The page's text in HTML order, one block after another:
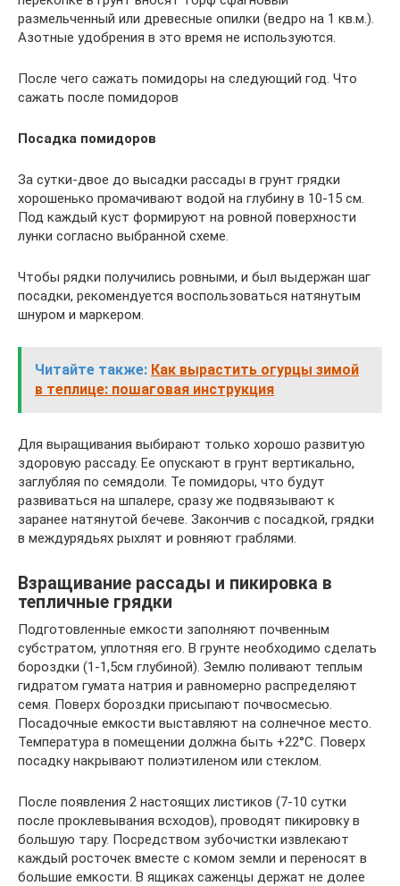
размельченный или древесные опилки (ведро на 1 кв.м.).
Азотные удобрения в это время не используются.
После чего сажать помидоры на следующий год. Что
сажать после помидоров
Посадка помидоров
За сутки-двое до высадки рассады в грунт грядки
хорошенько промачивают водой на глубину в 10-15 см.
Под каждый куст формируют на ровной поверхности
лунки согласно выбранной схеме.
Чтобы рядки получились ровными, и был выдержан шаг
посадки, рекомендуется воспользоваться натянутым
шнуром и маркером.
Читайте также: Как вырастить огурцы зимой
в теплице: пошаговая инструкция
Для выращивания выбирают только хорошо развитую
здоровую рассаду. Ее опускают в грунт вертикально,
заглубляя по семядоли. Те помидоры, что будут
развиваться на шпалере, сразу же подвязывают к
заранее натянутой бечеве. Закончив с посадкой, грядки
в междурядьях рыхлят и ровняют граблями.
Взращивание рассады и пикировка в
тепличные грядки
Подготовленные емкости заполняют почвенным
субстратом, уплотняя его. В грунте необходимо сделать
бороздки (1-1,5см глубиной). Землю поливают теплым
гидратом гумата натрия и равномерно распределяют
семя. Поверх бороздки присыпают почвосмесью.
Посадочные емкости выставляют на солнечное место.
Температура в помещении должна быть +22°С. Поверх
посадку накрывают полиэтиленом или стеклом.
После появления 2 настоящих листиков (7-10 сутки
после проклевывания всходов), проводят пикировку в
большую тару. Посредством зубочистки извлекают
каждый росточек вместе с комом земли и переносят в
большие емкости. В ящиках саженцы держат не долее